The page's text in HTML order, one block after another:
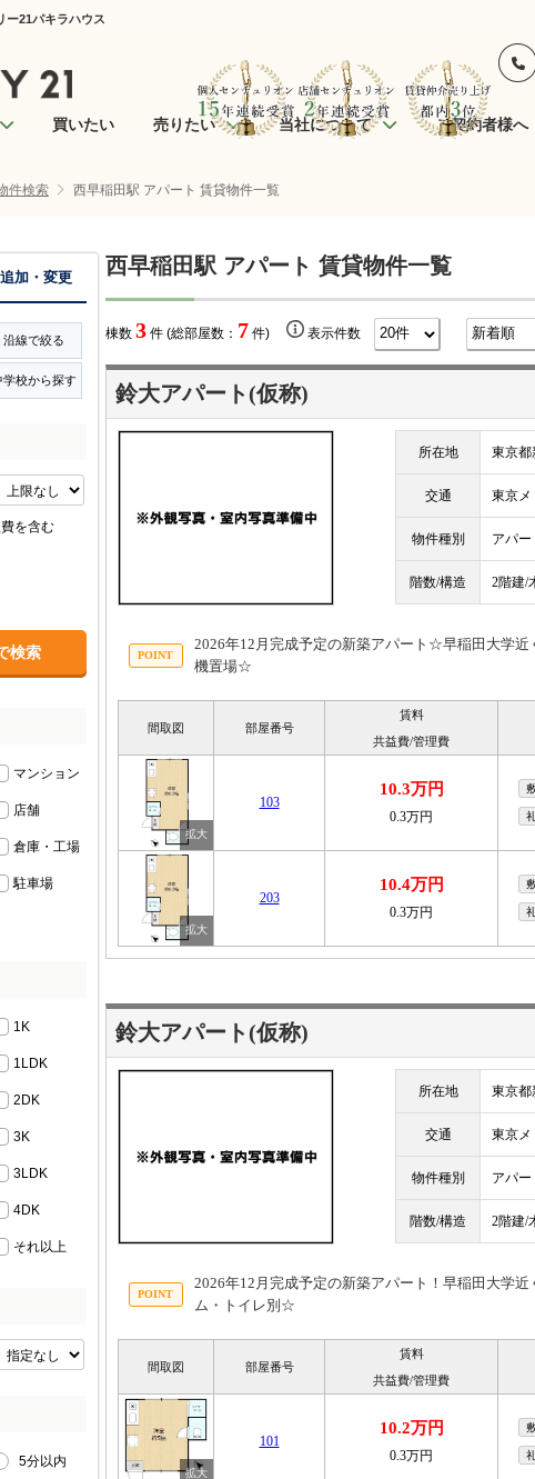
ー21パキラハウス
買いたい 売りたい 当社について ご契約者様へ
件検索 西早稲田駅 アパート 賃貸物件一覧
西早稲田駅 アパート 賃貸物件一覧
棟数 3 件 (総部屋数： 7 件) 表示件数
鈴大アパート(仮称)
所在地 東京都
交通 東京
物件種別 アパー
階数/構造 2階建/
2026年12月完成予定の新築アパート☆早稲田大学
機置場☆
間取図 部屋番号
賃料
共益費/管理費
103
10.3万円
0.3万円
203
10.4万円
0.3万円
鈴大アパート(仮称)
所在地 東京都
交通 東京
物件種別 アパー
階数/構造 2階建/
2026年12月完成予定の新築アパート！早稲田大学
ム・トイレ別☆
間取図 部屋番号
賃料
共益費/管理費
101
10.2万円
0.3万円
加・変更
沿線で絞る
学校から探す
を含む
マンション
店舗
倉庫・工場
駐車場
1K
1LDK
2DK
3K
3LDK
4DK
それ以上
5分以内